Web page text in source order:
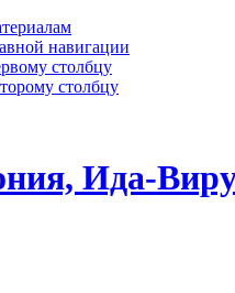
навигации
столбцу
столбцу
Ида-